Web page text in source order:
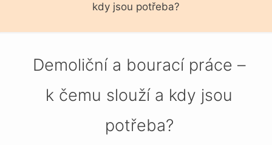
kdy jsou potřeba?
Demoliční a bourací práce –
k čemu slouží a kdy jsou
potřeba?